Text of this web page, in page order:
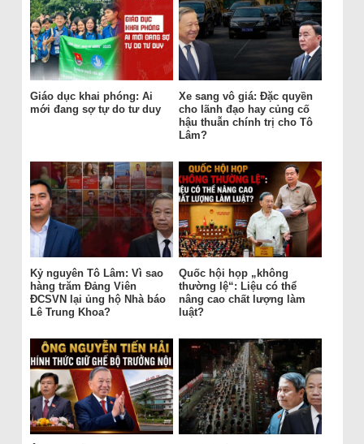
Giáo dục khai phóng: Ai
mới đang sợ tự do tư duy
Xe sang vô giá: Đặc quyền
cho lãnh đạo hay củng cố
hậu thuẫn chính trị cho Tô
Lâm?
Kỷ nguyên Tô Lâm: Vì sao
hàng trăm Đảng Viên
ĐCSVN lại ủng hộ Nhà báo
Lê Trung Khoa?
Quốc hội họp „không
thường lệ“: Liệu có thể
nâng cao chất lượng làm
luật?